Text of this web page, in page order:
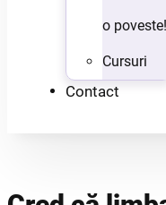
o poveste!
Cursuri
Contact